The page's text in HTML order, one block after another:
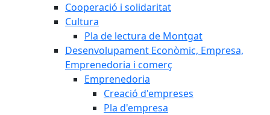
Cooperació i solidaritat
Cultura
Pla de lectura de Montgat
Desenvolupament Econòmic, Empresa,
Emprenedoria i comerç
Emprenedoria
Creació d'empreses
Pla d'empresa